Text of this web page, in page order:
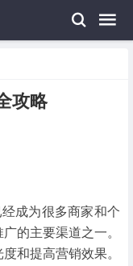
攻略
成为很多商家和个
的主要渠道之一。
和提高营销效果。